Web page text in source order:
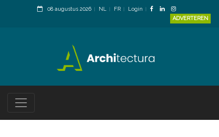
08 augustus 2026 NL FR
Login
ADVERTEREN